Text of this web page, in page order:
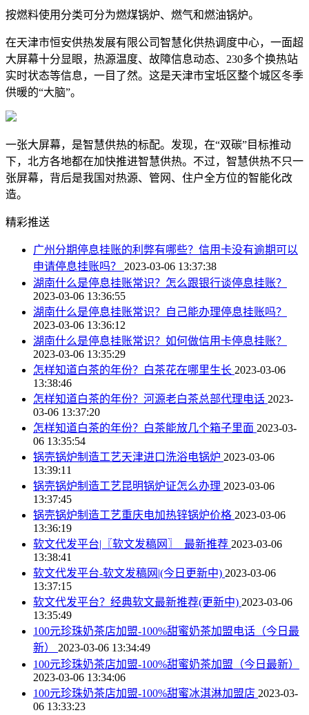
按燃料使用分类可分为燃煤锅炉、燃气和燃油锅炉。
在天津市恒安供热发展有限公司智慧化供热调度中心，一面超
大屏幕十分显眼，热源温度、故障信息动态、230多个换热站
实时状态等信息，一目了然。这是天津市宝坻区整个城区冬季
供暖的“大脑”。
一张大屏幕，是智慧供热的标配。发现，在“双碳”目标推动
下，北方各地都在加快推进智慧供热。不过，智慧供热不只一
张屏幕，背后是我国对热源、管网、住户全方位的智能化改
造。
精彩推送
广州分期停息挂账的利弊有哪些？信用卡没有逾期可以
申请停息挂账吗？ 2023-03-06 13:37:38
湖南什么是停息挂账常识？怎么跟银行谈停息挂账？
2023-03-06 13:36:55
湖南什么是停息挂账常识？自己能办理停息挂账吗？
2023-03-06 13:36:12
湖南什么是停息挂账常识？如何做信用卡停息挂账？
2023-03-06 13:35:29
怎样知道白茶的年份？白茶花在哪里生长 2023-03-06
13:38:46
怎样知道白茶的年份？河源老白茶总部代理电话 2023-
03-06 13:37:20
怎样知道白茶的年份？白茶能放几个箱子里面 2023-03-
06 13:35:54
锅壳锅炉制造工艺天津进口洗浴电锅炉 2023-03-06
13:39:11
锅壳锅炉制造工艺昆明锅炉证怎么办理 2023-03-06
13:37:45
锅壳锅炉制造工艺重庆电加热锌锅炉价格 2023-03-06
13:36:19
软文代发平台|〖软文发稿网〗_最新推荐 2023-03-06
13:38:41
软文代发平台-软文发稿网|(今日更新中) 2023-03-06
13:37:15
软文代发平台？经典软文最新推荐(更新中) 2023-03-06
13:35:49
100元珍珠奶茶店加盟-100%甜蜜奶茶加盟电话（今日最
新） 2023-03-06 13:34:49
100元珍珠奶茶店加盟-100%甜蜜奶茶加盟（今日最新）
2023-03-06 13:34:06
100元珍珠奶茶店加盟-100%甜蜜冰淇淋加盟店 2023-03-
06 13:33:23